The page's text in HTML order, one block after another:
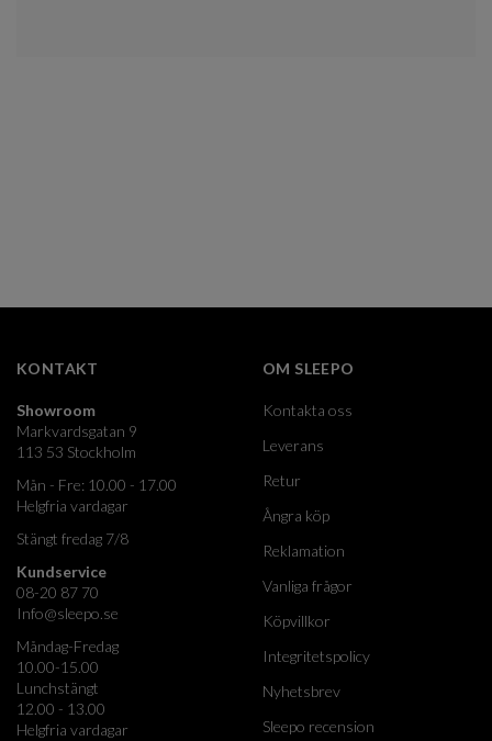
KONTAKT
Showroom
Markvardsgatan 9
113 53 Stockholm
Mån - Fre: 10.00 - 17.00
Helgfria vardagar
Stängt fredag 7/8
Kundservice
08-20 87 70
Info@sleepo.se
Måndag-Fredag
10.00-15.00
Lunchstängt
12.00 - 13.00
Helgfria vardagar
OM SLEEPO
Kontakta oss
Leverans
Retur
Ångra köp
Reklamation
Vanliga frågor
Köpvillkor
Integritetspolicy
Nyhetsbrev
Sleepo recension